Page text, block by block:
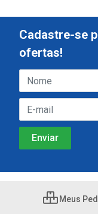
Cadastre-se
ofertas!
Meus